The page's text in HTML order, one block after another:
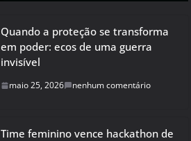
Quando a proteção se transforma
em poder: ecos de uma guerra
invisível
maio 25, 2026 nenhum comentário
Time feminino vence hackathon de